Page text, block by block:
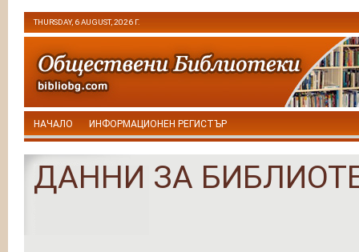
THURSDAY, 6 AUGUST, 2026 Г.
НАЧАЛО ИНФОРМАЦИОНЕН РЕГИСТЪР
ДАННИ ЗА